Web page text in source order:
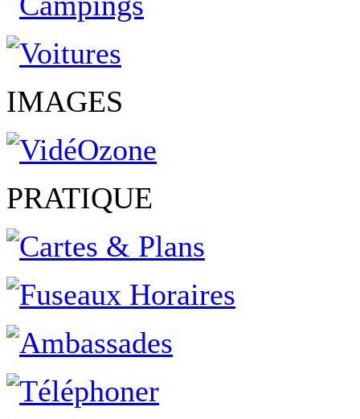
IMAGES
PRATIQUE